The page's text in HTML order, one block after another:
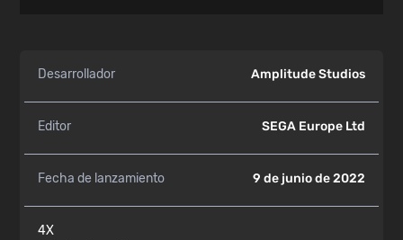
Desarrollador Amplitude Studios
Editor SEGA Europe Ltd
Fecha de lanzamiento 9 de junio de 2022
4X